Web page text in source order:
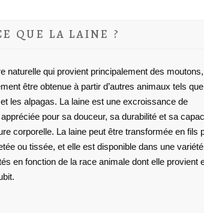
QUE LA LAINE ?
naturelle qui provient principalement des moutons,
être obtenue à partir d’autres animaux tels
les alpagas. La laine est une excroissance de
pour sa douceur, sa durabilité et sa
corporelle. La laine peut être transformée en fils
e ou tissée, et elle est disponible dans une
en fonction de la race animale dont elle provient